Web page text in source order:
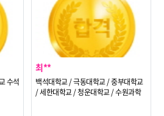
수석
최**
백석대학교 / 극동대학교 / 중부대학교
/ 세한대학교 / 청운대학교 / 수원과학